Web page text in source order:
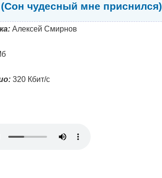
чудесный мне приснился)
Алексей Смирнов
320 Кбит/с